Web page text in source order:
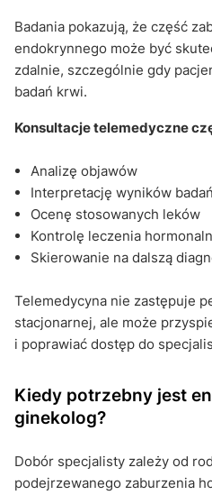
Badania pokazują, że część
endokrynnego może być
zdalnie, szczególnie gdy
badań krwi.
Konsultacje telemedyczne
Analizę objawów
Interpretację wyników badań
Ocenę stosowanych leków
Kontrolę leczenia
Skierowanie na dalszą
Telemedycyna nie zastępuje
stacjonarnej, ale może
i poprawiać dostęp do
Kiedy potrzebny jest
ginekolog?
Dobór specjalisty zależy od
podejrzewanego zaburzenia